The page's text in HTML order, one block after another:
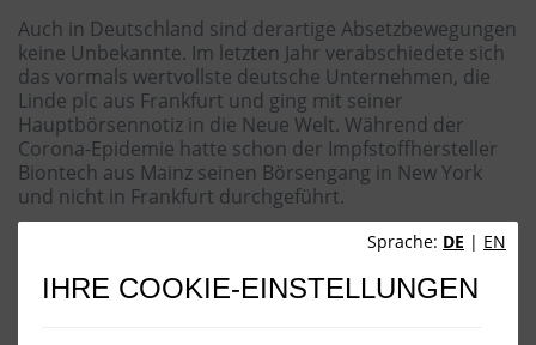
Sprache: DE | EN
IHRE COOKIE-EINSTELLUNGEN
Auch in Deutschland sind derartige Absetzbewegungen
keine Unbekannte. Im letzten Jahr verabschiedete sich
das vormals wertvollste deutsche Unternehmen, die
Linde plc aus Frankfurt und ging mit seiner
Hauptbörsennotiz in die Neue Welt. Während der
Corona-Epidemie hatte schon der Impfstoffhersteller
Biontech aus Mainz seinen Börsengang in New York
und nicht in Frankfurt durchgeführt.
offenbar attraktiver sind als in Europa. Während aber